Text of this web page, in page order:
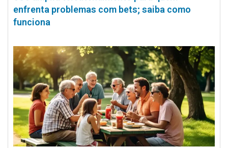
enfrenta problemas com bets; saiba como
funciona